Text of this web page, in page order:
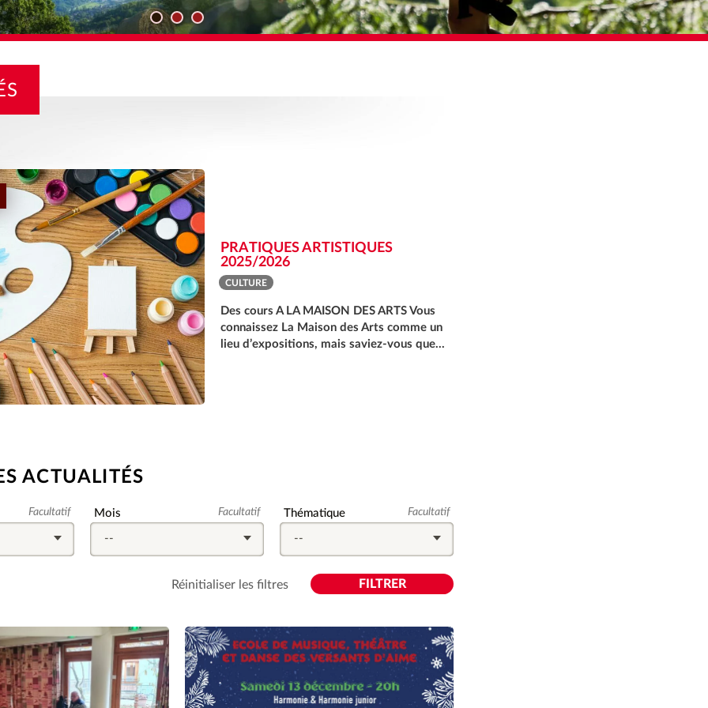
PRATIQUES ARTISTIQUES
2025/2026
CULTURE
Des cours A LA MAISON DES ARTS Vous
connaissez La Maison des Arts comme un
lieu d’expositions, mais saviez-vous que…
ACTUALITÉS
Facultatif
Champ
Mois Facultatif
--
Champ
Thématique Facultatif
--
Réinitialiser les filtres